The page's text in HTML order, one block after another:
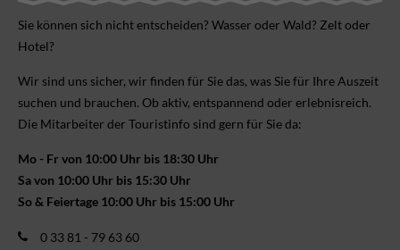
Sie können sich nicht ent­scheiden? Wasser oder Wald? Zelt oder
Hotel?
Wir sind uns sicher, wir finden für Sie das, was Sie für Ihre Aus­zeit
suchen und brauchen. Ob aktiv, ent­spannend oder erlebnis­reich.
Die Mitarbeiter der Touristinfo sind gern für Sie da:
Mo - Fr von 10:00 Uhr bis 18:30 Uhr
Sa von 10:00 Uhr bis 15:30 Uhr
So & Feiertage 10:00 Uhr bis 15:00 Uhr
0 33 81 - 79 63 60